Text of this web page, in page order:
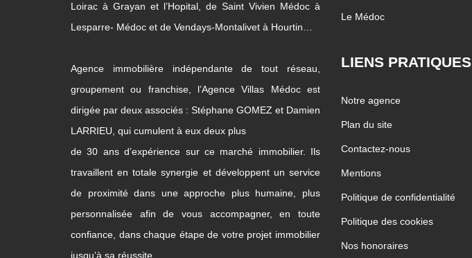
Loirac à Grayan et l’Hopital, de Saint Vivien Médoc à
Lesparre- Médoc et de Vendays-Montalivet à Hourtin…
Agence immobilière indépendante de tout réseau,
groupement ou franchise, l’Agence Villas Médoc est
dirigée par deux associés : Stéphane GOMEZ et Damien
LARRIEU, qui cumulent à eux deux plus
de 30 ans d’expérience sur ce marché immobilier. Ils
travaillent en totale synergie et développent un service
de proximité dans une approche plus humaine, plus
personnalisée afin de vous accompagner, en toute
confiance, dans chaque étape de votre projet immobilier
jusqu’à sa réussite.
Le Médoc
LIENS PRATIQUES
Notre agence
Plan du site
Contactez-nous
Mentions
Politique de confidentialité
Politique des cookies
Nos honoraires